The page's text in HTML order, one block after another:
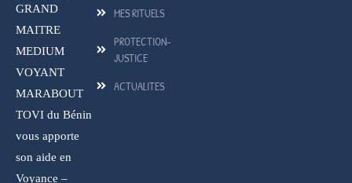
GRAND
MAITRE
MEDIUM
VOYANT
MARABOUT
TOVI du Bénin
vous apporte
son aide en
Voyance –
MES RITUELS
PROTECTION-
JUSTICE
ACTUALITES